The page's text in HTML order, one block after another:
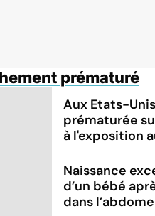
prématuré
Aux Etats-
prématurée
à l'exposition
Naissance
d’un bébé
dans